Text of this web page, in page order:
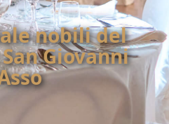
nobili del
Giovanni